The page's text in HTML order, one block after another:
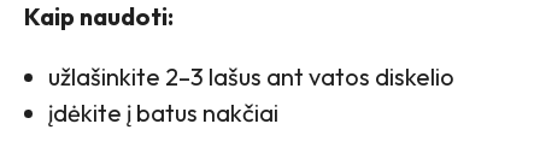
Kaip naudoti:
užlašinkite 2–3 lašus ant vatos diskelio
įdėkite į batus nakčiai